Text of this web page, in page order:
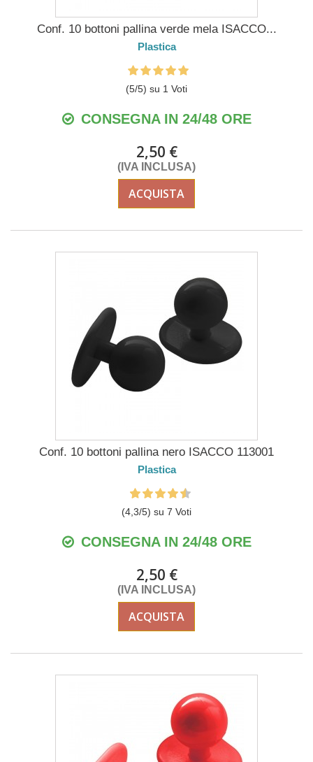
Conf. 10 bottoni pallina verde mela ISACCO...
Plastica
(5/5) su 1 Voti
CONSEGNA IN 24/48 ORE
2,50 €
(IVA INCLUSA)
ACQUISTA
Conf. 10 bottoni pallina nero ISACCO 113001
Plastica
(4,3/5) su 7 Voti
CONSEGNA IN 24/48 ORE
2,50 €
(IVA INCLUSA)
ACQUISTA